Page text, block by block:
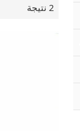
2 نتيجة